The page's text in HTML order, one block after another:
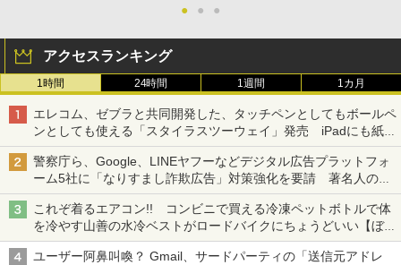
● ● ●
アクセスランキング
1時間 24時間 1週間 1カ月
エレコム、ゼブラと共同開発した、タッチペンとしてもボールペ
ンとしても使える「スタイラスツーウェイ」発売 iPadにも紙に
も、持ち替えずに書き込める
警察庁ら、Google、LINEヤフーなどデジタル広告プラットフォ
ーム5社に「なりすまし詐欺広告」対策強化を要請 著名人の写
真や映像を使った投資詐欺などへの対策として
これぞ着るエアコン!! コンビニで買える冷凍ペットボトルで体
を冷やす山善の水冷ベストがロードバイクにちょうどいい【ぼっ
ち・ざ・ろーど！その14】【空いた時間でなにしてる？】
ユーザー阿鼻叫喚？ Gmail、サードパーティの「送信元アドレ